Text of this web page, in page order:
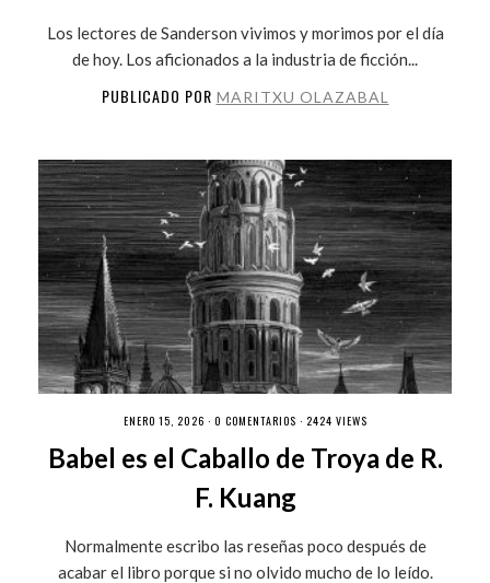
Los lectores de Sanderson vivimos y morimos por el día
de hoy. Los aficionados a la industria de ficción...
PUBLICADO POR MARITXU OLAZABAL
ENERO 15, 2026 · 0 COMENTARIOS · 2424 VIEWS
Babel es el Caballo de Troya de R.
F. Kuang
Normalmente escribo las reseñas poco después de
acabar el libro porque si no olvido mucho de lo leído.